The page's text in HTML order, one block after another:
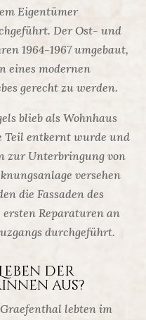
Eigentümer
Der Ost- und
1964-1967 umgebaut,
eines modernen
gerecht zu werden.
blieb als Wohnhaus
Teil entkernt wurde und
zur Unterbringung von
versehen
die Fassaden des
Reparaturen an
durchgeführt.
der
aus?
lebten im